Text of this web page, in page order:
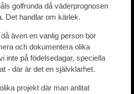
golfrunda då väderprognosen
Det handlar om kärlek.
även en vanlig person bör
och dokumentera olika
inte på födelsedagar, speciella
- där är det en självklarhet.
projekt där man anlitat